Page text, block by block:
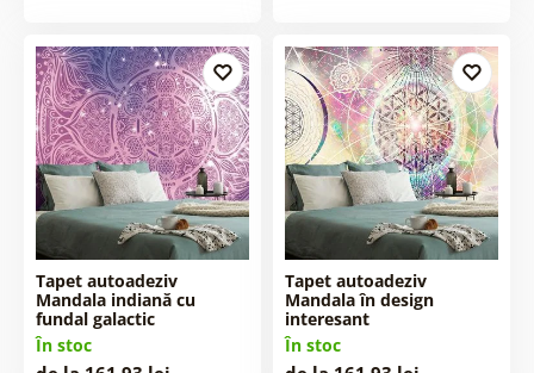
Tapet autoadeziv
Mandala indiană cu
fundal galactic
În stoc
Tapet autoadeziv
Mandala în design
interesant
În stoc